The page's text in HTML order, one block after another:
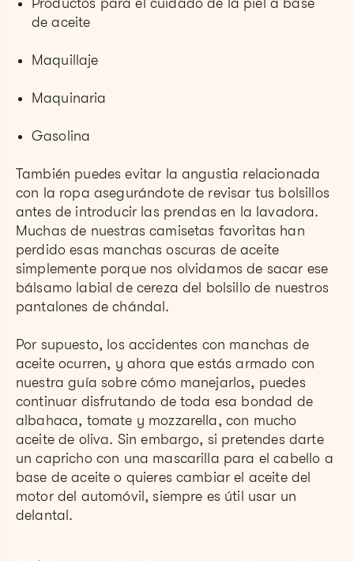
de aceite
Maquillaje
Maquinaria
Gasolina
También puedes evitar la angustia relacionada
con la ropa asegurándote de revisar tus bolsillos
antes de introducir las prendas en la lavadora.
Muchas de nuestras camisetas favoritas han
perdido esas manchas oscuras de aceite
simplemente porque nos olvidamos de sacar ese
bálsamo labial de cereza del bolsillo de nuestros
pantalones de chándal.
Por supuesto, los accidentes con manchas de
aceite ocurren, y ahora que estás armado con
nuestra guía sobre cómo manejarlos, puedes
continuar disfrutando de toda esa bondad de
albahaca, tomate y mozzarella, con mucho
aceite de oliva. Sin embargo, si pretendes darte
un capricho con una mascarilla para el cabello a
base de aceite o quieres cambiar el aceite del
motor del automóvil, siempre es útil usar un
delantal.